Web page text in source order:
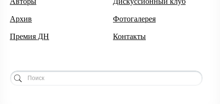
Архив
Премия ДН
Фотогалерея
Контакты